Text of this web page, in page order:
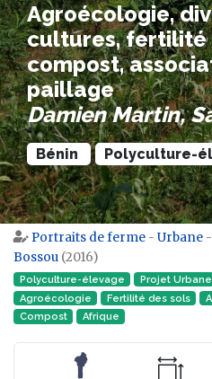
Agroécologie,
cultures, fertilité
compost,
paillage
Damien Martin,
Bénin Polyculture-
Aller à :navigation,
Portraits de ferme - Urbane -
Bossou (2016)
Polyculture-élevage Projet Urbane
Agroécologie
Fertilité des sols
Compost
Afrique